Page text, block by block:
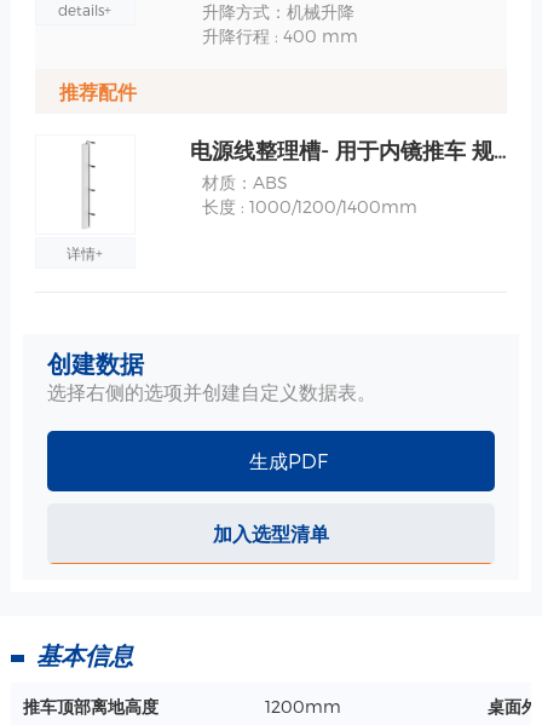
details+
升降方式：机械升降
升降行程 : 400 mm
推荐配件
详情+
电源线整理槽- 用于内镜推车 规格
材质：ABS
长度 : 1000/1200/1400mm
详情+
垂直旋转角度：0~ -25° or 0~ -120°
支臂整体承重 ：30kg
上机板承重：15kg
水平旋转角度：+ - 90°
垂直旋转角度：0~ -25° or 0~ -120°
圆孔1-直径：29.6mm
创建数据
选择右侧的选项并创建自定义数据表。
生成PDF
加入选型清单
基本信息
推车顶部离地高度 1200mm 桌面